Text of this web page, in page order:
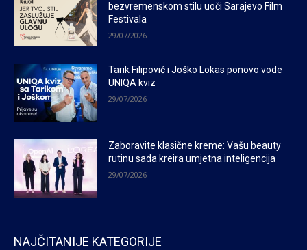
bezvremenskom stilu uoči Sarajevo Film
Festivala
29/07/2026
Tarik Filipović i Joško Lokas ponovo vode
UNIQA kviz
29/07/2026
Zaboravite klasične kreme: Vašu beauty
rutinu sada kreira umjetna inteligencija
29/07/2026
NAJČITANIJE KATEGORIJE